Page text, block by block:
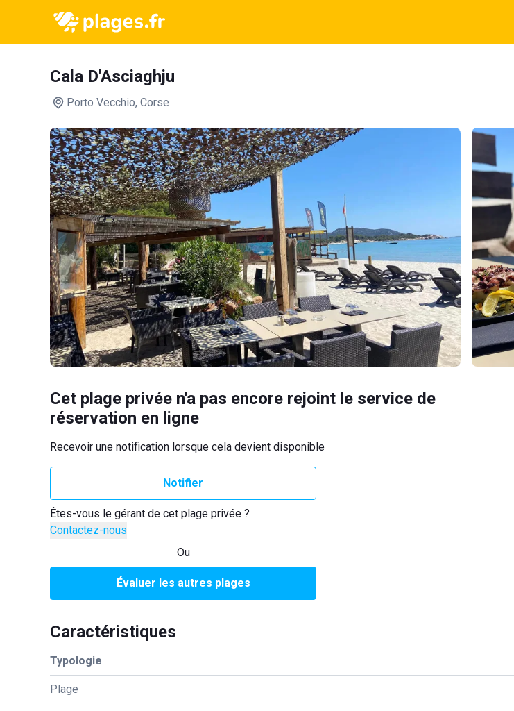
Cala D'Asciaghju
Porto Vecchio, Corse
Cet plage privée n'a pas encore rejoint le service de
réservation en ligne
Recevoir une notification lorsque cela devient disponible
Notifier
Êtes-vous le gérant de cet plage privée ?
Contactez-nous
Ou
Évaluer les autres plages
Caractéristiques
Typologie
Plage